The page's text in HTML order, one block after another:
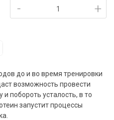
+
-
до и во время тренировки
возможность провести
побороть усталость, в то
запустит процессы